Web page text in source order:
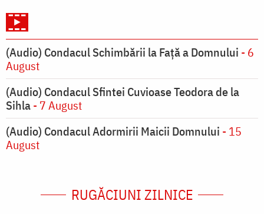
(Audio) Condacul Schimbării la Față a Domnului - 6
August
(Audio) Condacul Sfintei Cuvioase Teodora de la
Sihla- 7 August
(Audio) Condacul Adormirii Maicii Domnului - 15
August
RUGĂCIUNI ZILNICE